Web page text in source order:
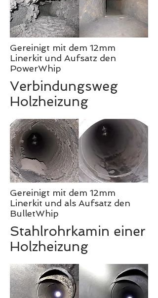
Gereinigt mit dem 12mm
Linerkit und Aufsatz den
PowerWhip
Verbindungsweg
Holzheizung
Gereinigt mit dem 12mm
Linerkit und als Aufsatz den
BulletWhip
Stahlrohrkamin einer
Holzheizung